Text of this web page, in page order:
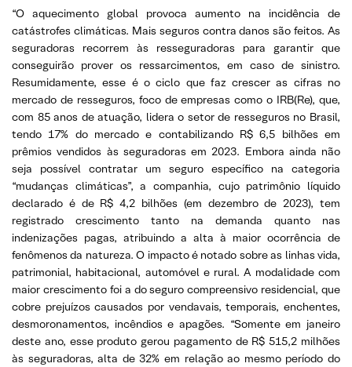
“O aquecimento global provoca aumento na incidência de
catástrofes climáticas. Mais seguros contra danos são feitos. As
seguradoras recorrem às resseguradoras para garantir que
conseguirão prover os ressarcimentos, em caso de sinistro.
Resumidamente, esse é o ciclo que faz crescer as cifras no
mercado de resseguros, foco de empresas como o IRB(Re), que,
com 85 anos de atuação, lidera o setor de resseguros no Brasil,
tendo 17% do mercado e contabilizando R$ 6,5 bilhões em
prêmios vendidos às seguradoras em 2023. Embora ainda não
seja possível contratar um seguro específico na categoria
“mudanças climáticas”, a companhia, cujo patrimônio líquido
declarado é de R$ 4,2 bilhões (em dezembro de 2023), tem
registrado crescimento tanto na demanda quanto nas
indenizações pagas, atribuindo a alta à maior ocorrência de
fenômenos da natureza. O impacto é notado sobre as linhas vida,
patrimonial, habitacional, automóvel e rural. A modalidade com
maior crescimento foi a do seguro compreensivo residencial, que
cobre prejuízos causados por vendavais, temporais, enchentes,
desmoronamentos, incêndios e apagões. “Somente em janeiro
deste ano, esse produto gerou pagamento de R$ 515,2 milhões
às seguradoras, alta de 32% em relação ao mesmo período do